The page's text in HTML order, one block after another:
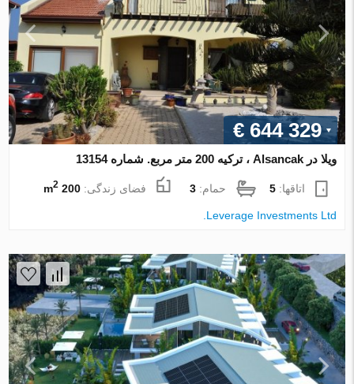
€ 644 329
ویلا در Alsancak ، ترکیه 200 متر مربع. شماره 13154
اتاقها:5 حمام:3 فضای زندگی:200 m
2
Leverage Investments Ltd.